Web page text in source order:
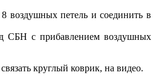
воздушных петель и соединить в
СБН с прибавлением воздушных
круглый коврик, на видео.